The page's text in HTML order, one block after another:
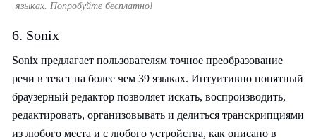
языках. Попробуйте бесплатно!
6. Sonix
Sonix предлагает пользователям точное преобразование
речи в текст на более чем 39 языках. Интуитивно понятный
браузерный редактор позволяет искать, воспроизводить,
редактировать, организовывать и делиться транскрипциями
из любого места и с любого устройства, как описано в